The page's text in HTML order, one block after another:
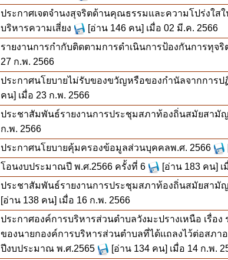
ประกาศเจตจำนงสุจริตด้านคุณธรรมและความโปร่งใส
บริหารความเสี่ยง
[อ่าน 146 คน] เมื่อ 02 มี.ค. 2566
รายงานการกำกับติดตามการดำเนินการป้องกันการทุจริ
27 ก.พ. 2566
ประกาศนโยบายไม่รับของขวัญหรือของกำนัลจากการป
คน] เมื่อ 23 ก.พ. 2566
ประชาสัมพันธ์รายงานการประชุมสภาท้องถิ่นสมัยสามั
ก.พ. 2566
ประกาศนโยบายคุ้มครองข้อมูลส่วนบุคคลพ.ศ. 2566
โอนงบประมาณปี พ.ศ.2566 ครั้งที่ 6
[อ่าน 183 คน] เ
ประชาสัมพันธ์รายงานการประชุมสภาท้องถิ่นสมัยสามั
[อ่าน 138 คน] เมื่อ 16 ก.พ. 2566
ประกาศองค์การบริหารส่วนตำบลวังมะปรางเหนือ เรื่อง
ของนายกองค์การบริหารส่วนตำบลที่ได้เเถลงไว้ต่อสภา
ปีงบประมาณ พ.ศ.2565
[อ่าน 134 คน] เมื่อ 14 ก.พ.